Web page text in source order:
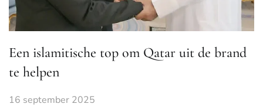
Een islamitische top om Qatar uit de brand
te helpen
16 september 2025